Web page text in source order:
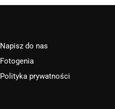
Napisz do nas
Fotogenia
Polityka prywatności